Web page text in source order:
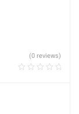
(0 reviews)